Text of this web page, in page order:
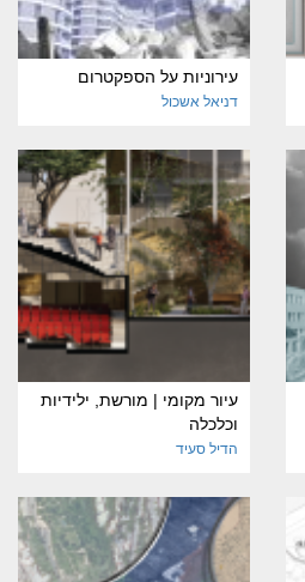
עירוניות על הספקטרום
דניאל אשכול
עיור מקומי | מורשת, ילידיות
וכלכלה
הדיל סעיד